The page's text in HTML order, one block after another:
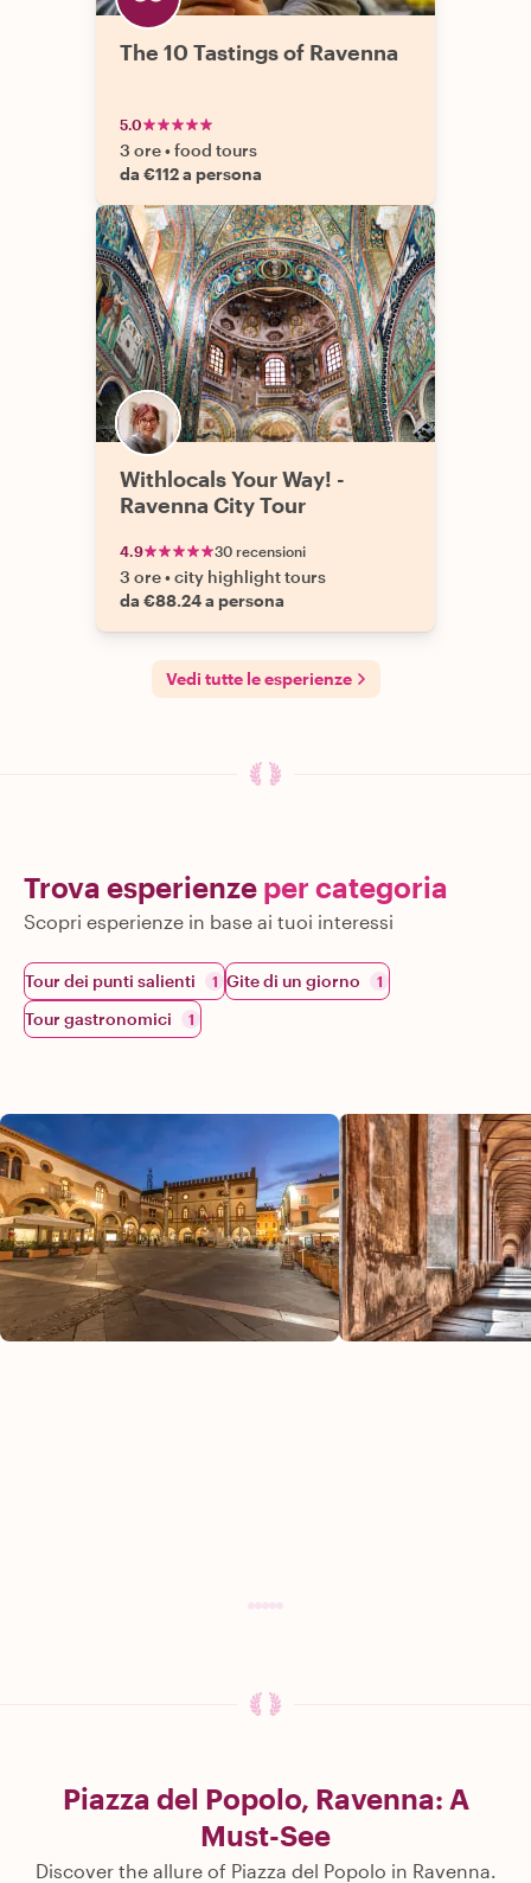
The 10 Tastings of Ravenna
5.0
3 ore•food tours
da €112 a persona
Withlocals Your Way! -
Ravenna City Tour
4.9 30 recensioni
3 ore•city highlight tours
da €88.24 a persona
Vedi tutte le esperienze
Trova esperienze per categoria
Scopri esperienze in base ai tuoi interessi
Tour dei punti salienti 1 Gite di un giorno 1
Tour gastronomici 1
Piazza del Popolo, Ravenna: A
Must-See
Discover the allure of Piazza del Popolo in Ravenna.